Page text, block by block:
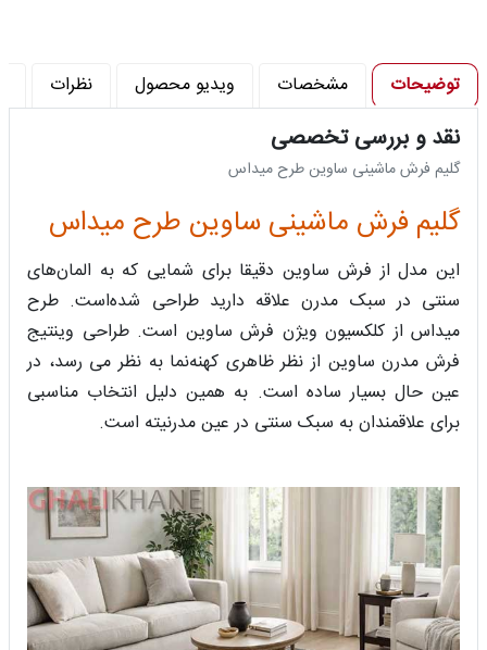
توضیحات مشخصات ویدیو محصول نظرات
نقد و بررسی تخصصی
گلیم فرش ماشینی ساوین طرح میداس
گلیم فرش ماشینی ساوین طرح میداس
این مدل از فرش ساوین دقیقا برای شمایی که به المان‌های
سنتی در سبک مدرن علاقه دارید طراحی شده‌است. طرح
میداس از کلکسیون ویژن فرش ساوین است. طراحی وینتیج
فرش مدرن ساوین از نظر ظاهری کهنه‌نما به نظر می رسد، در
عین حال بسیار ساده است. به همین دلیل انتخاب مناسبی
برای علاقمندان به سبک سنتی در عین مدرنیته است.